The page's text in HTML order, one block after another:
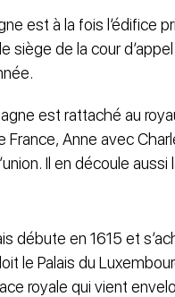
est à la fois l’édifice
siège de la cour
est rattaché au
France, Anne avec
Il en découle
débute en 1615 et
le Palais du
royale qui vient